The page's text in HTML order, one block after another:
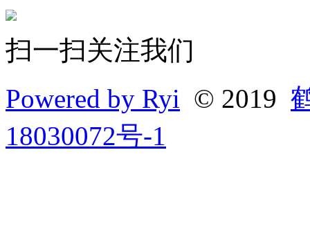
扫一扫关注我们
Powered by Ryi © 2019
18030072号-1